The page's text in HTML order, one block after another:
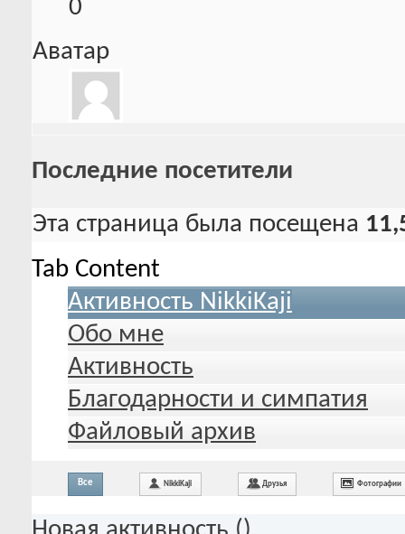
0
Аватар
Последние посетители
Эта страница была посещена
Tab Content
Активность NikkiKaji
Обо мне
Активность
Благодарности и симпатия
Файловый архив
Все NikkiKaji Друзья Фотографии